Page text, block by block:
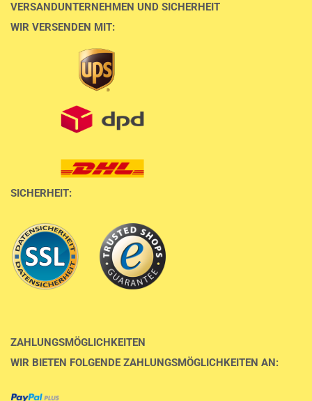
VERSANDUNTERNEHMEN UND SICHERHEIT
WIR VERSENDEN MIT:
SICHERHEIT:
ZAHLUNGSMÖGLICHKEITEN
WIR BIETEN FOLGENDE ZAHLUNGSMÖGLICHKEITEN AN: